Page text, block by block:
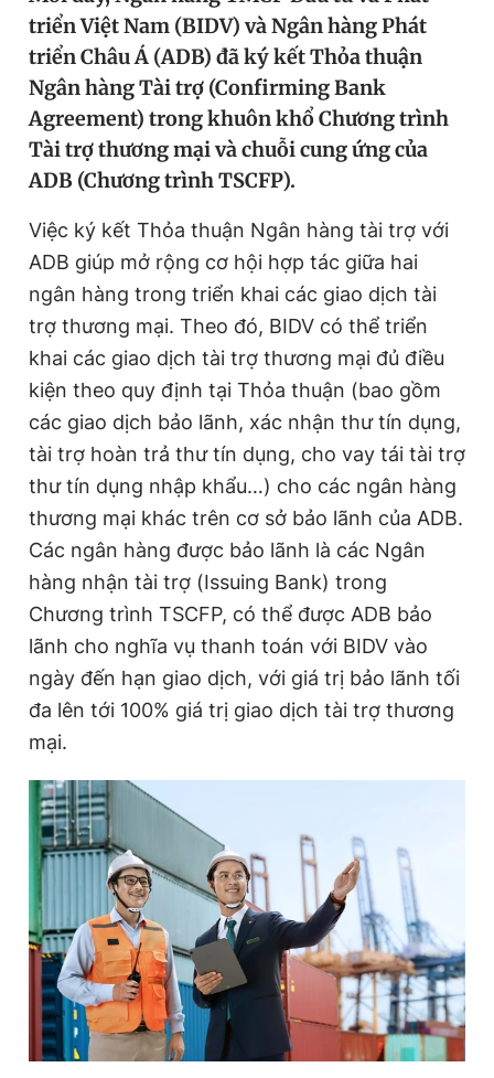
Sản phẩm khác
Tiện ích Bạn cần biết
Thông tin tòa soạn Liên hệ quảng cáo
Đọc Thanh Niên trên điện thoại
Theo dõi báo trên
Hotline
0906 645 777
Liên hệ quảng cáo
0908 780 404
Đặt báo Quảng cáo RSS Tòa soạn Chính sách bảo
Tổng biên tập: Nguyễn Ngọc Toàn
Phó tổng biên tập thường trực: Hải Thành
Phó tổng biên tập: Lâm Hiếu Dũng
Phó tổng biên tập: Trần Việt Hưng
Giấy phép xuất bản số 110/GP - BTTTT cấp ngày 24.3.2020
© 2003-2026 Bản quyền thuộc về Báo Thanh Niên. Cấm sao
chép dưới mọi hình thức nếu không có sự chấp thuận bằng văn
bản. Phát triển bởi ePi Technologies, JSC.
triển Việt Nam (BIDV) và Ngân hàng Phát
triển Châu Á (ADB) đã ký kết Thỏa thuận
Ngân hàng Tài trợ (Confirming Bank
Agreement) trong khuôn khổ Chương trình
Tài trợ thương mại và chuỗi cung ứng của
ADB (Chương trình TSCFP).
Việc ký kết Thỏa thuận Ngân hàng tài trợ với
ADB giúp mở rộng cơ hội hợp tác giữa hai
ngân hàng trong triển khai các giao dịch tài
trợ thương mại. Theo đó, BIDV có thể triển
khai các giao dịch tài trợ thương mại đủ điều
kiện theo quy định tại Thỏa thuận (bao gồm
các giao dịch bảo lãnh, xác nhận thư tín dụng,
tài trợ hoàn trả thư tín dụng, cho vay tái tài trợ
thư tín dụng nhập khẩu…) cho các ngân hàng
thương mại khác trên cơ sở bảo lãnh của ADB.
Các ngân hàng được bảo lãnh là các Ngân
hàng nhận tài trợ (Issuing Bank) trong
Chương trình TSCFP, có thể được ADB bảo
lãnh cho nghĩa vụ thanh toán với BIDV vào
ngày đến hạn giao dịch, với giá trị bảo lãnh tối
đa lên tới 100% giá trị giao dịch tài trợ thương
mại.